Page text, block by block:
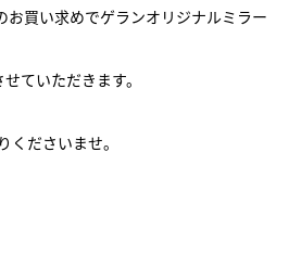
お買い求めでゲランオリジナルミラー
ていただきます。
ださいませ。